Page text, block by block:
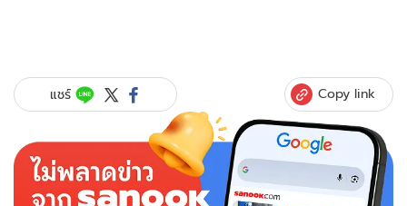
แชร์ Copy link